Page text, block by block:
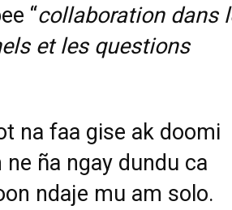
“collaboration dans
et les questions
na faa gise ak doomi
ne ña ngay dundu ca
ndaje mu am solo.